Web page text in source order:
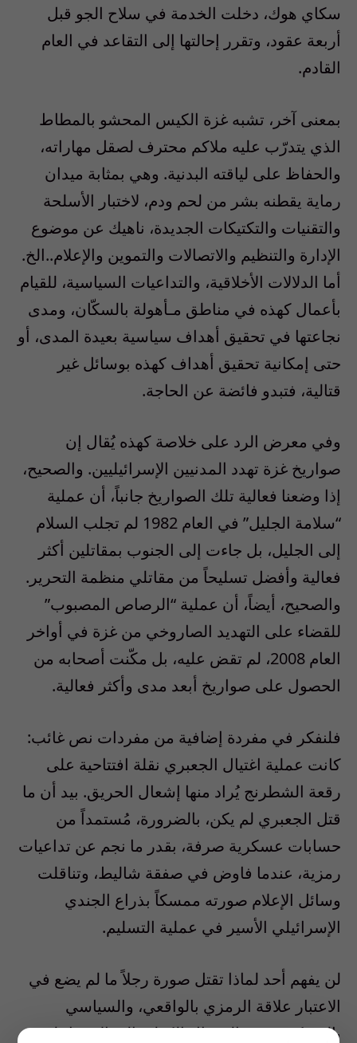
سكاي هوك، دخلت الخدمة في سلاح الجو قبل
أربعة عقود، وتقرر إحالتها إلى التقاعد في العام
القادم.
بمعنى آخر، تشبه غزة الكيس المحشو بالمطاط
الذي يتدرّب عليه ملاكم محترف لصقل مهاراته،
والحفاظ على لياقته البدنية. وهي بمثابة ميدان
رماية يقطنه بشر من لحم ودم، لاختبار الأسلحة
والتقنيات والتكتيكات الجديدة، ناهيك عن موضوع
الإدارة والتنظيم والاتصالات والتموين والإعلام..الخ.
أما الدلالات الأخلاقية، والتداعيات السياسية، للقيام
بأعمال كهذه في مناطق مـأهولة بالسكّان، ومدى
نجاعتها في تحقيق أهداف سياسية بعيدة المدى، أو
حتى إمكانية تحقيق أهداف كهذه بوسائل غير
قتالية، فتبدو فائضة عن الحاجة.
وفي معرض الرد على خلاصة كهذه يُقال إن
صواريخ غزة تهدد المدنيين الإسرائيليين. والصحيح،
إذا وضعنا فعالية تلك الصواريخ جانباً، أن عملية
“سلامة الجليل” في العام 1982 لم تجلب السلام
إلى الجليل، بل جاءت إلى الجنوب بمقاتلين أكثر
فعالية وأفضل تسليحاً من مقاتلي منظمة التحرير.
والصحيح، أيضاً، أن عملية “الرصاص المصبوب”
للقضاء على التهديد الصاروخي من غزة في أواخر
العام 2008، لم تقض عليه، بل مكّنت أصحابه من
الحصول على صواريخ أبعد مدى وأكثر فعالية.
فلنفكر في مفردة إضافية من مفردات نص غائب:
كانت عملية اغتيال الجعبري نقلة افتتاحية على
رقعة الشطرنج يُراد منها إشعال الحريق. بيد أن ما
قتل الجعبري لم يكن، بالضرورة، مُستمداً من
حسابات عسكرية صرفة، بقدر ما نجم عن تداعيات
رمزية، عندما فاوض في صفقة شاليط، وتناقلت
وسائل الإعلام صورته ممسكاً بذراع الجندي
الإسرائيلي الأسير في عملية التسليم.
لن يفهم أحد لماذا تقتل صورة رجلاً ما لم يضع في
الاعتبار علاقة الرمزي بالواقعي، والسياسي
بالعسكري، في المخيال الكولونيالي الإسرائيلي،